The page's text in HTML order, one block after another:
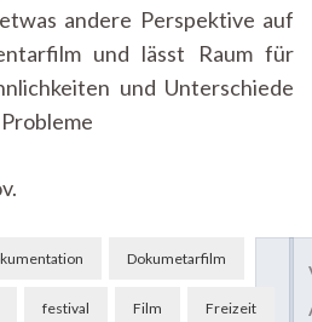
andere Perspektive auf
und lässt Raum für
und Unterschiede
Dokumetarfilm
festival Film Freizeit